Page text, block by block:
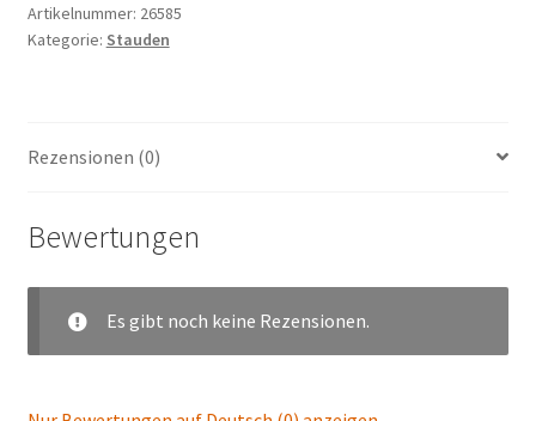
Artikelnummer: 26585
Kategorie: Stauden
Rezensionen (0)
Bewertungen
Es gibt noch keine Rezensionen.